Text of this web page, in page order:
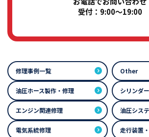
受付：9:00～19:00
修理事例一覧 Other
油圧ホース製作・修理 シリンダ
エンジン関連修理 油圧シス
電気系統修理 走行装置